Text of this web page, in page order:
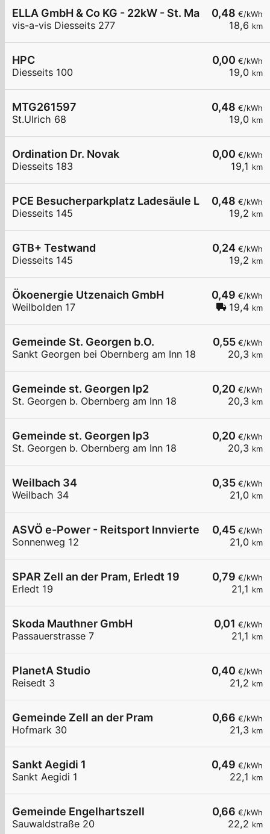
0,48 €/kWh
18,6 km
ELLA GmbH & Co KG - 22kW - St. Martin im
vis-a-vis Diesseits 277
0,00 €/kWh
19,0 km
HPC
Diesseits 100
0,48 €/kWh
19,0 km
MTG261597
St.Ulrich 68
0,00 €/kWh
19,1 km
Ordination Dr. Novak
Diesseits 183
0,48 €/kWh
19,2 km
PCE Besucherparkplatz Ladesäule LS4 2 x Typ 2
Diesseits 145
0,24 €/kWh
19,2 km
GTB+ Testwand
Diesseits 145
0,49 €/kWh
19,4 km
Ökoenergie Utzenaich GmbH
Weilbolden 17
0,55 €/kWh
20,3 km
Gemeinde St. Georgen b.O.
Sankt Georgen bei Obernberg am Inn 18
0,20 €/kWh
20,3 km
Gemeinde st. Georgen lp2
St. Georgen b. Obernberg am Inn 18
0,20 €/kWh
20,3 km
Gemeinde st. Georgen lp3
St. Georgen b. Obernberg am Inn 18
0,35 €/kWh
21,0 km
Weilbach 34
Weilbach 34
0,45 €/kWh
21,0 km
ASVÖ e-Power - Reitsport Innviertel
Sonnenweg 12
0,79 €/kWh
21,1 km
SPAR Zell an der Pram, Erledt 19
Erledt 19
0,01 €/kWh
21,1 km
Skoda Mauthner GmbH
Passauerstrasse 7
0,40 €/kWh
21,2 km
PlanetA Studio
Reisedt 3
0,66 €/kWh
21,3 km
Gemeinde Zell an der Pram
Hofmark 30
0,49 €/kWh
22,1 km
Sankt Aegidi 1
Sankt Aegidi 1
0,66 €/kWh
22,2 km
Gemeinde Engelhartszell
Sauwaldstraße 20